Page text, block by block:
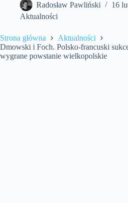
Radosław Pawliński
16
Aktualności
Strona główna
Aktualności
Dmowski i Foch. Polsko-francuski
wygrane powstanie wielkopolskie